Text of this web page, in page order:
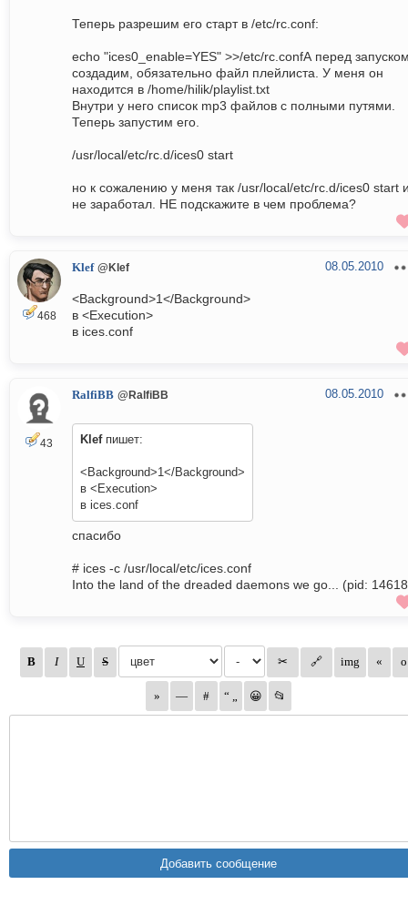
Теперь разрешим его старт в /etc/rc.conf:
echo "ices0_enable=YES" >>/etc/rc.confА перед
создадим, обязательно файл плейлиста. У меня он
находится в /home/hilik/playlist.txt
Внутри у него список mp3 файлов с полными путями.
Теперь запустим его.
/usr/local/etc/rc.d/ices0 start
но к сожалению у меня так /usr/local/etc/rc.d/ices0 start
не заработал. НЕ подскажите в чем проблема?
468
Klef @Klef 08.05.2010
<Background>1</Background>
в <Execution>
в ices.conf
43
RalfiBB @RalfiBB 08.05.2010
Klefпишет:
<Background>1</Background>
в <Execution>
в ices.conf
спасибо
# ices -c /usr/local/etc/ices.conf
Into the land of the dreaded daemons we go... (pid: